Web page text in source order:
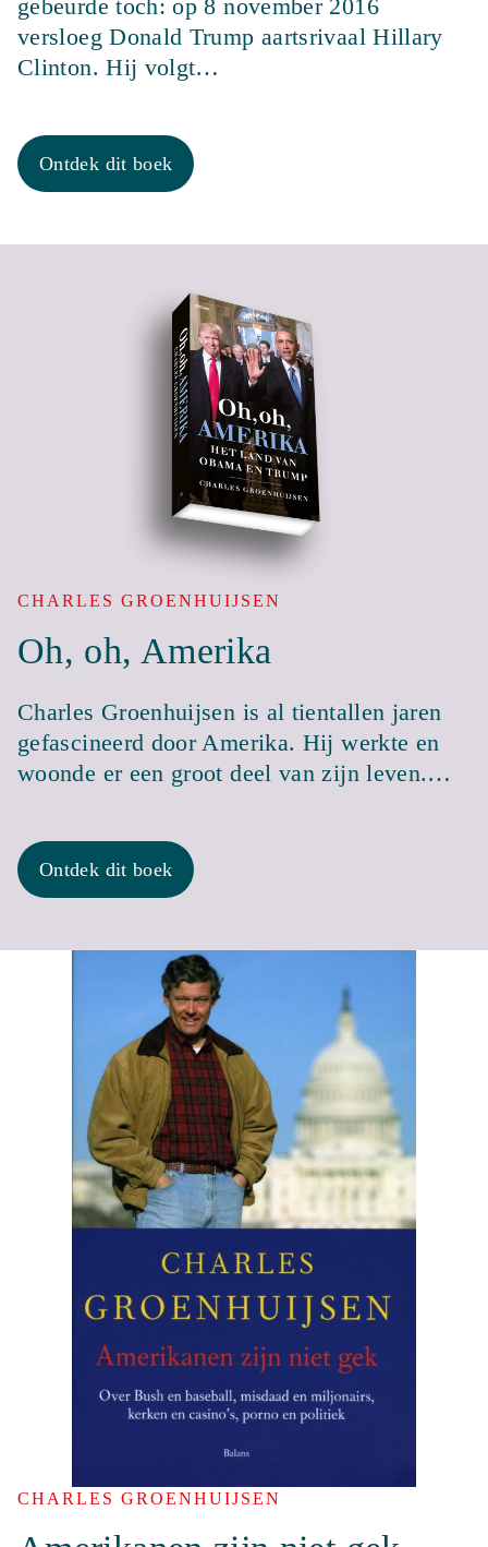
gebeurde toch: op 8 november 2016
versloeg Donald Trump aartsrivaal Hillary
Clinton. Hij volgt…
Ontdek dit boek
CHARLES GROENHUIJSEN
Oh, oh, Amerika
Charles Groenhuijsen is al tientallen jaren
gefascineerd door Amerika. Hij werkte en
woonde er een groot deel van zijn leven.…
Ontdek dit boek
CHARLES GROENHUIJSEN